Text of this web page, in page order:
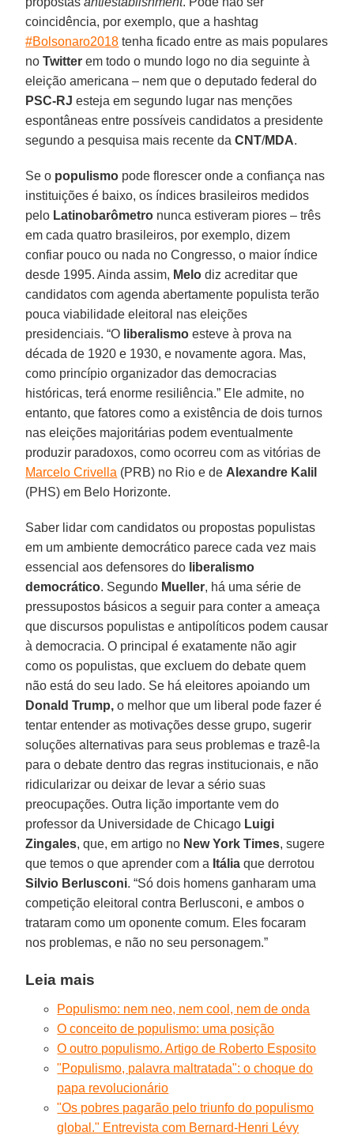
coincidência, por exemplo, que a hashtag
#Bolsonaro2018 tenha ficado entre as mais populares
noTwitter em todo o mundo logo no dia seguinte à
eleição americana – nem que o deputado federal do
PSC-RJ esteja em segundo lugar nas menções
espontâneas entre possíveis candidatos a presidente
segundo a pesquisa mais recente daCNT/MDA.
Se o populismo pode florescer onde a confiança nas
instituições é baixo, os índices brasileiros medidos
pelo Latinobarômetro nunca estiveram piores – três
em cada quatro brasileiros, por exemplo, dizem
confiar pouco ou nada no Congresso, o maior índice
desde 1995. Ainda assim, Melo diz acreditar que
candidatos com agenda abertamente populista terão
pouca viabilidade eleitoral nas eleições
presidenciais. “O liberalismo esteve à prova na
década de 1920 e 1930, e novamente agora. Mas,
como princípio organizador das democracias
históricas, terá enorme resiliência.” Ele admite, no
entanto, que fatores como a existência de dois turnos
nas eleições majoritárias podem eventualmente
produzir paradoxos, como ocorreu com as vitórias de
Marcelo Crivella (PRB) no Rio e de Alexandre Kalil
(PHS) em Belo Horizonte.
Saber lidar com candidatos ou propostas populistas
em um ambiente democrático parece cada vez mais
essencial aos defensores do liberalismo
democrático. Segundo Mueller, há uma série de
pressupostos básicos a seguir para conter a ameaça
que discursos populistas e antipolíticos podem causar
à democracia. O principal é exatamente não agir
como os populistas, que excluem do debate quem
não está do seu lado. Se há eleitores apoiando um
Donald Trump, o melhor que um liberal pode fazer é
tentar entender as motivações desse grupo, sugerir
soluções alternativas para seus problemas e trazê-la
para o debate dentro das regras institucionais, e não
ridicularizar ou deixar de levar a sério suas
preocupações. Outra lição importante vem do
professor da Universidade de Chicago Luigi
Zingales, que, em artigo no New York Times, sugere
que temos o que aprender com a Itália que derrotou
Silvio Berlusconi. “Só dois homens ganharam uma
competição eleitoral contra Berlusconi, e ambos o
trataram como um oponente comum. Eles focaram
nos problemas, e não no seu personagem.”
Leia mais
Populismo: nem neo, nem cool, nem de onda
O conceito de populismo: uma posição
O outro populismo. Artigo de Roberto Esposito
"Populismo, palavra maltratada": o choque do
papa revolucionário
"Os pobres pagarão pelo triunfo do populismo
global." Entrevista com Bernard-Henri Lévy